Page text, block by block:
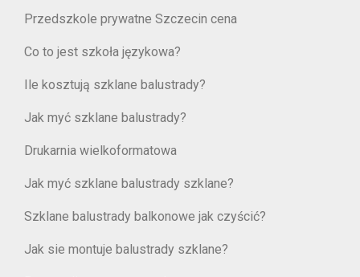
Przedszkole prywatne Szczecin cena
Co to jest szkoła językowa?
Ile kosztują szklane balustrady?
Jak myć szklane balustrady?
Drukarnia wielkoformatowa
Jak myć szklane balustrady szklane?
Szklane balustrady balkonowe jak czyścić?
Jak sie montuje balustrady szklane?